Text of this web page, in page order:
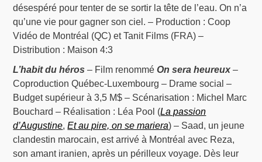
désespéré pour tenter de se sortir la tête de l’eau. On n’a
qu’une vie pour gagner son ciel. – Production : Coop
Vidéo de Montréal (QC) et Tanit Films (FRA) –
Distribution : Maison 4:3
L’habit du héros – Film renomméOn sera heureux –
Coproduction Québec-Luxembourg – Drame social –
Budget supérieur à 3,5 M$ – Scénarisation : Michel Marc
Bouchard – Réalisation : Léa Pool (La passion
d’Augustine,Et au pire, on se mariera) – Saad, un jeune
clandestin marocain, est arrivé à Montréal avec Reza,
son amant iranien, après un périlleux voyage. Dès leur